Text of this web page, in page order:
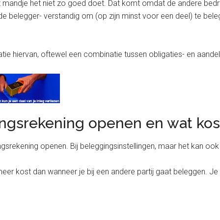
het niet zo goed doet. Dat komt omdat de andere
belegger- verstandig om (op zijn minst voor een deel) te
hiervan, oftewel een combinatie tussen obligaties- en
openen en wat
openen. Bij beleggingsinstellingen, maar het kan
kost dan wanneer je bij een andere partij gaat beleggen.